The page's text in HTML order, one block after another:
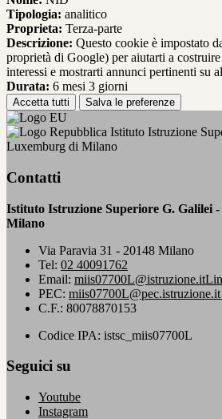
Tipologia: analitico
Proprieta: Terza-parte
Descrizione: Questo cookie è impostato
proprietà di Google) per aiutarti a
interessi e mostrarti annunci pertinenti su
Durata: 6 mesi 3 giorni
Accetta tutti Salva le preferenze
Istituto Istruzione
Luxemburg di Milano
Contatti
Istituto Istruzione Superiore G. Galilei
Milano
Via Paravia 31 - 20148 Milano
Tel: 02 40091762
Email: miis07700L@istruzione.it
PEC: miis07700L@pec.istruzione.it
C.F.: 80078870153
Codice IPA: istsc_miis07700L
Seguici su
Youtube
Instagram